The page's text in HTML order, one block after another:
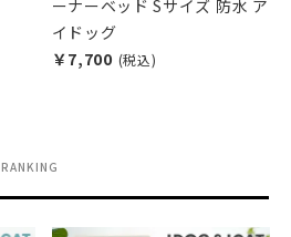
ーナーベッド Sサイズ 防水 ア
イドッグ
￥7,700 (税込)
RANKING